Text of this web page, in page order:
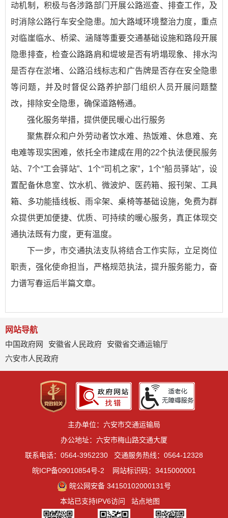
动机制，积极与各涉路部门开展公路巡查、排查工作，及
时消除公路行车安全隐患。加大路域环境整治力度，重点
对临崖临水、桥梁、涵隧等重要交通基础设施和路段开展
隐患排查，检查公路路肩和堤坡是否有坍塌现象、排水沟
是否存在淤堵、公路沿线标志和广告牌是否存在安全隐患
等问题，并及时督促公路养护部门组织人员开展问题整
改，排除安全隐患，确保道路畅通。
强化服务举措，提供便民暖心出行服务
聚焦群众和户外劳动者饮水难、热饭难、休息难、充
电难等现实困难，依托全市建成在用的22个执法便民服务
站、7个“工会驿站”、1个“司机之家”，1个“船员驿站”，设
置配备休息室、饮水机、微波炉、医药箱、报刊架、工具
箱、多功能插线板、雨伞架、桌椅等基础设施，免费为群
众提供更加便捷、优质、可持续的暖心服务，真正体现交
通执法既有力度，更有温度。
下一步，市交通执法支队将结合工作实际，立足岗位
职责，强化使命担当，严格规范执法，提升服务能力，奋
力谱写春运后半篇文章。
网站导航
中国政府网
安徽省人民政府
安徽省交通运输厅
六安市人民政府
主办单位：六安市交通运输局
办公地址：六安市梅山路交通大厦
联系电话：0564-3952230
交通服务热线：0564-12328
皖ICP备09010854号-2
网站标识码：3415000001
皖公网安备 34150102000131号
本站已支持IPV6访问
站点地图